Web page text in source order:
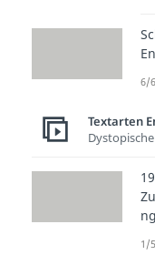
6/
Textarten
ng
1/